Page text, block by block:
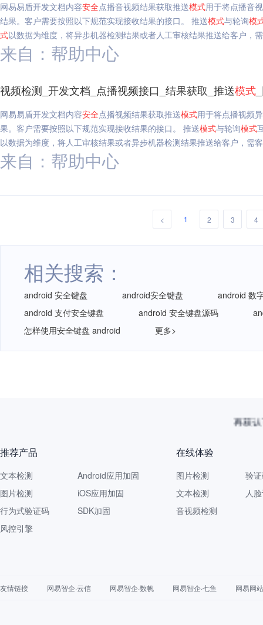
网易易盾开发文档内容安全点播音视频结果获取推送模式用于将点播音
结果。客户需要按照以下规范实现接收结果的接口。 推送模式与轮询模
式以数据为维度，将异步机器检测结果或者人工审核结果推送给客户，
来自：帮助中心
视频检测_开发文档_点播视频接口_结果获取_推送模式
网易易盾开发文档内容安全点播视频结果获取推送模式用于将点播视频
果。客户需要按照以下规范实现接收结果的接口。 推送模式与轮询模式
以数据为维度，将人工审核结果或者异步机器检测结果推送给客户，需
来自：帮助中心
< 1 2 3 4
相关搜索：
android 安全键盘 android安全键盘
android 数
android 支付安全键盘
android 安全键盘源码
怎样使用安全键盘 android
更多>
再获
推荐产品
文本检测
图片检测
行为式验证码
风控引擎
Android应用加固
iOS应用加固
SDK加固
在线体验
图片检测
文本检测
音视频检测
验
人
友情链接 网易智企·云信 网易智企·数帆 网易智企·七鱼 网易网